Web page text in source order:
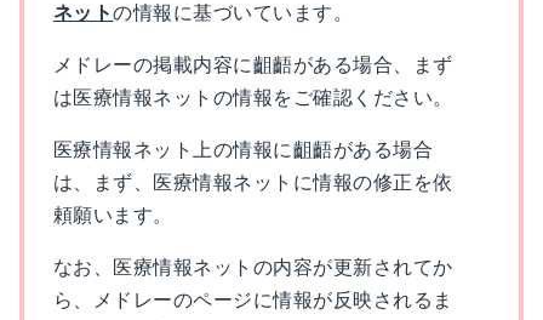
ネットの情報に基づいています。
メドレーの掲載内容に齟齬がある場合、まず
は医療情報ネットの情報をご確認ください。
医療情報ネット上の情報に齟齬がある場合
は、まず、医療情報ネットに情報の修正を依
頼願います。
なお、医療情報ネットの内容が更新されてか
ら、メドレーのページに情報が反映されるま